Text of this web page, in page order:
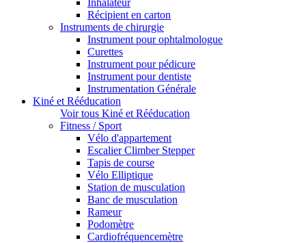
Inhalateur
Récipient en carton
Instruments de chirurgie
Instrument pour ophtalmologue
Curettes
Instrument pour pédicure
Instrument pour dentiste
Instrumentation Générale
Kiné et Rééducation
Voir tous Kiné et Rééducation
Fitness / Sport
Vélo d'appartement
Escalier Climber Stepper
Tapis de course
Vélo Elliptique
Station de musculation
Banc de musculation
Rameur
Podomètre
Cardiofréquencemètre